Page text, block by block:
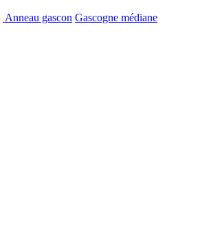
Anneau gascon Gascogne médiane